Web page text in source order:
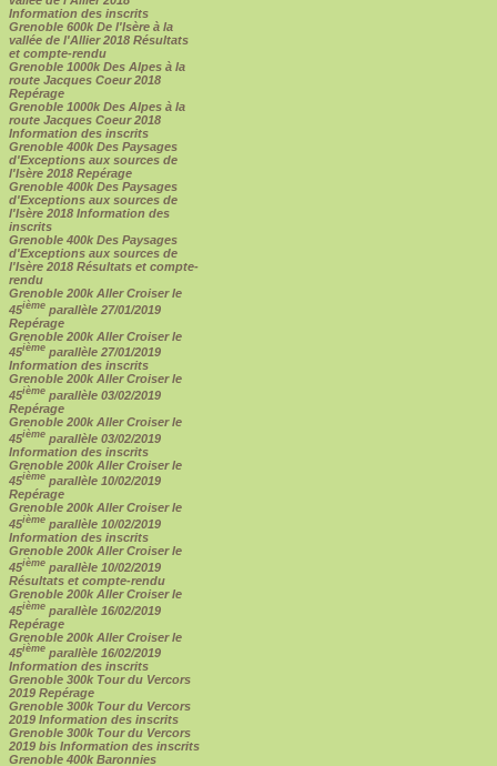
Information des inscrits
Grenoble 600k De l'Isère à la
vallée de l'Allier 2018 Résultats
et compte-rendu
Grenoble 1000k Des Alpes à la
route Jacques Coeur 2018
Repérage
Grenoble 1000k Des Alpes à la
route Jacques Coeur 2018
Information des inscrits
Grenoble 400k Des Paysages
d'Exceptions aux sources de
l'Isère 2018 Repérage
Grenoble 400k Des Paysages
d'Exceptions aux sources de
l'Isère 2018 Information des
inscrits
Grenoble 400k Des Paysages
d'Exceptions aux sources de
l'Isère 2018 Résultats et compte-
rendu
Grenoble 200k Aller Croiser le
45ième parallèle 27/01/2019
Repérage
Grenoble 200k Aller Croiser le
45ième parallèle 27/01/2019
Information des inscrits
Grenoble 200k Aller Croiser le
45ième parallèle 03/02/2019
Repérage
Grenoble 200k Aller Croiser le
45ième parallèle 03/02/2019
Information des inscrits
Grenoble 200k Aller Croiser le
45ième parallèle 10/02/2019
Repérage
Grenoble 200k Aller Croiser le
45ième parallèle 10/02/2019
Information des inscrits
Grenoble 200k Aller Croiser le
45ième parallèle 10/02/2019
Résultats et compte-rendu
Grenoble 200k Aller Croiser le
45ième parallèle 16/02/2019
Repérage
Grenoble 200k Aller Croiser le
45ième parallèle 16/02/2019
Information des inscrits
Grenoble 300k Tour du Vercors
2019 Repérage
Grenoble 300k Tour du Vercors
2019 Information des inscrits
Grenoble 300k Tour du Vercors
2019 bis Information des inscrits
Grenoble 400k Baronnies